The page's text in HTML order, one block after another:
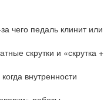
чего педаль клинит или
скрутки и «скрутка +
внутренности